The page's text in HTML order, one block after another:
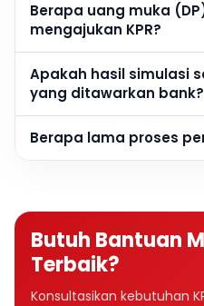
Berapa uang muka
mengajukan KPR?
Apakah hasil simulasi
yang ditawarkan bank?
Berapa lama proses
Butuh Bantuan
Terbaik?
Konsultasikan kebutuhan